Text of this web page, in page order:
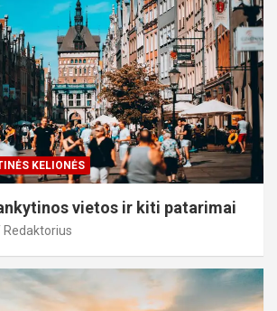
KELIONĖS
vietos ir kiti patarimai
Redaktorius